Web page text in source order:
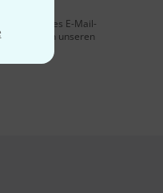
Messung des E-Mail-
Sie in unseren